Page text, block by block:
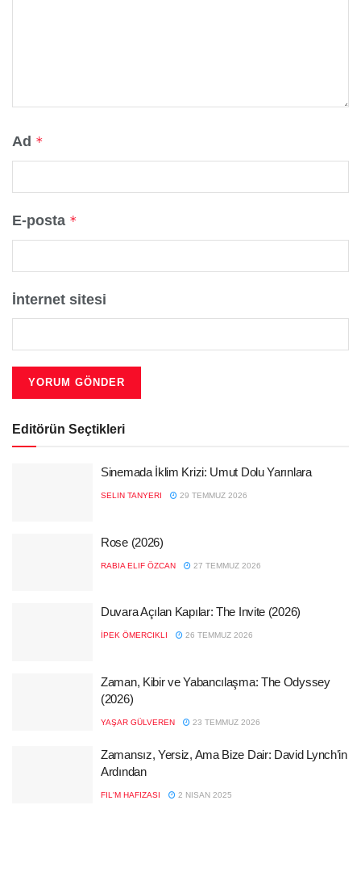
Ad *
E-posta *
İnternet sitesi
Editörün Seçtikleri
Sinemada İklim Krizi: Umut Dolu Yarınlara
SELIN TANYERI 29 TEMMUZ 2026
Rose (2026)
RABIA ELIF ÖZCAN 27 TEMMUZ 2026
Duvara Açılan Kapılar: The Invite (2026)
İPEK ÖMERCIKLI 26 TEMMUZ 2026
Zaman, Kibir ve Yabancılaşma: The Odyssey
(2026)
YAŞAR GÜLVEREN 23 TEMMUZ 2026
Zamansız, Yersiz, Ama Bize Dair: David Lynch’in
Ardından
FIL'M HAFIZASI 2 NISAN 2025